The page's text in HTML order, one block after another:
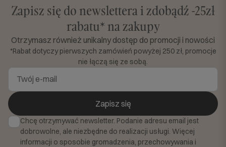
snu.
Czytaj więcej
Zapisz się do newslettera i zdobądź -25zł
rabatu* na zakupy
Otrzymasz również unikalny dostęp do promocji i nowości
*Rabat dotyczy pierwszych zamówień powyżej 250 zł, promocje
nie łączą się ze sobą.
Zapisz się
Chcę otrzymywać newsletter. Podanie adresu email jest
dobrowolne, ale niezbędne do realizacji usługi. Więcej
informacji o sposobie gromadzenia, przechowywania i